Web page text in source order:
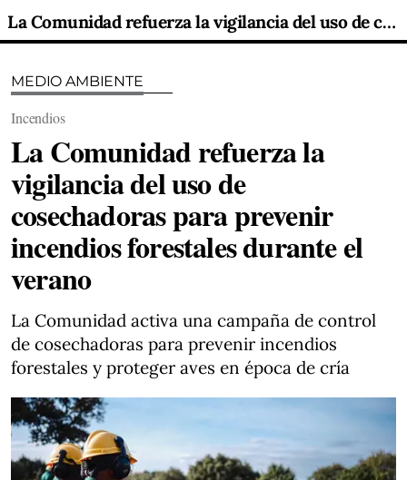
La Comunidad refuerza la vigilancia del uso de cosechadoras para prevenir incendios forestales durante el verano
MEDIO AMBIENTE
Incendios
La Comunidad refuerza la
vigilancia del uso de
cosechadoras para prevenir
incendios forestales durante el
verano
La Comunidad activa una campaña de control
de cosechadoras para prevenir incendios
forestales y proteger aves en época de cría